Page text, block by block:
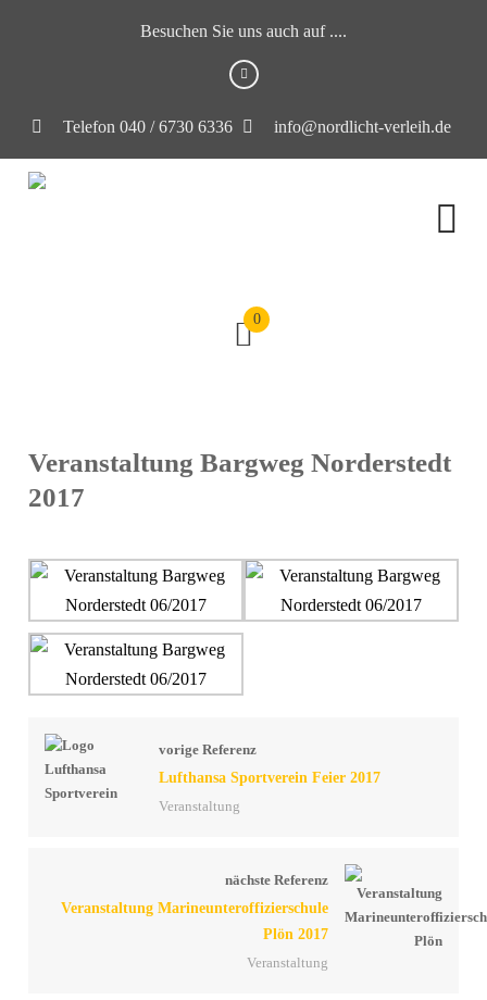
Besuchen Sie uns auch auf ....
Telefon 040 / 6730 6336 info@nordlicht-verleih.de
0
Veranstaltung Bargweg Norderstedt
2017
vorige Referenz
Lufthansa Sportverein Feier 2017
Veranstaltung
nächste Referenz
Veranstaltung Marineunteroffizierschule
Plön 2017
Veranstaltung